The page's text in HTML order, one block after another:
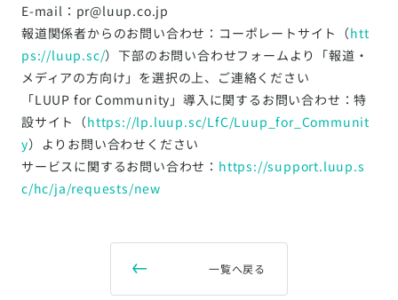
E-mail：pr@luup.co.jp
報道関係者からのお問い合わせ：コーポレートサイト（htt
ps://luup.sc/）下部のお問い合わせフォームより「報道・
メディアの方向け」を選択の上、ご連絡ください
「LUUP for Community」導入に関するお問い合わせ：特
設サイト（https://lp.luup.sc/LfC/Luup_for_Communit
y）よりお問い合わせください
サービスに関するお問い合わせ： https://support.luup.s
c/hc/ja/requests/new
一覧へ戻る